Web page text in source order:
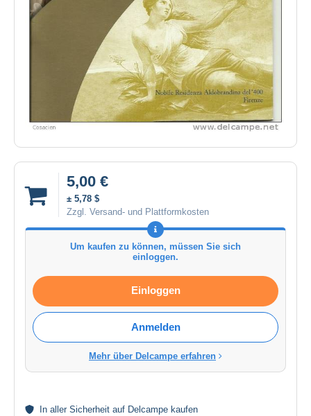
5,00 €
± 5,78 $
Zzgl. Versand- und Plattformkosten
Um kaufen zu können, müssen Sie sich
einloggen.
Einloggen
Anmelden
Mehr über Delcampe erfahren
In aller Sicherheit auf Delcampe kaufen